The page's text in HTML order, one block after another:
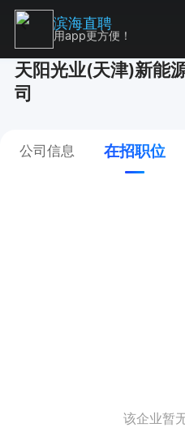
天阳光业(天津)新能
司
公司信息 在招职位
该企业暂
滨海直聘
用app更方便！